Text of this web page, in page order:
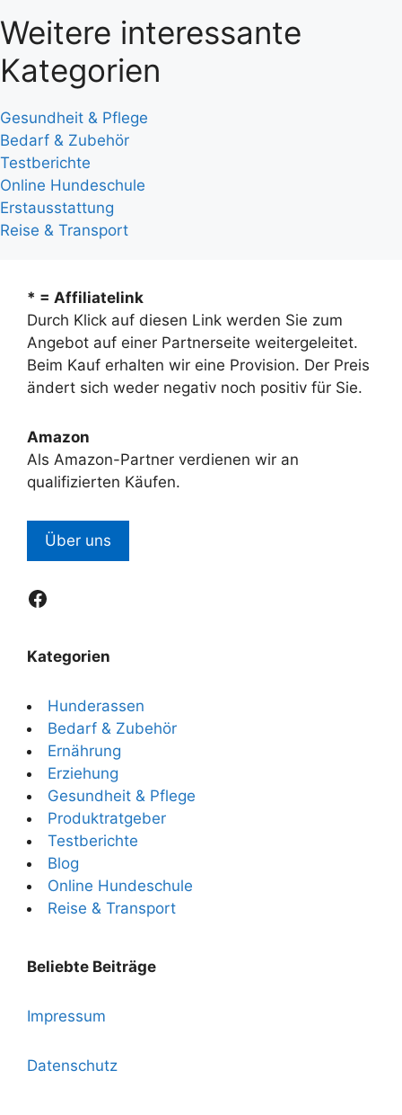
Weitere interessante
Kategorien
Gesundheit & Pflege
Bedarf & Zubehör
Testberichte
Online Hundeschule
Erstausstattung
Reise & Transport
* = Affiliatelink
Durch Klick auf diesen Link werden Sie zum
Angebot auf einer Partnerseite weitergeleitet.
Beim Kauf erhalten wir eine Provision. Der Preis
ändert sich weder negativ noch positiv für Sie.
Amazon
Als Amazon-Partner verdienen wir an
qualifizierten Käufen.
Über uns
Facebook
Kategorien
Hunderassen
Bedarf & Zubehör
Ernährung
Erziehung
Gesundheit & Pflege
Produktratgeber
Testberichte
Blog
Online Hundeschule
Reise & Transport
Beliebte Beiträge
Impressum
Datenschutz